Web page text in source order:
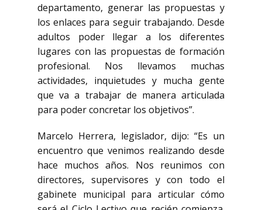
departamento, generar las propuestas y
los enlaces para seguir trabajando. Desde
adultos poder llegar a los diferentes
lugares con las propuestas de formación
profesional. Nos llevamos muchas
actividades, inquietudes y mucha gente
que va a trabajar de manera articulada
para poder concretar los objetivos”.
Marcelo Herrera, legislador, dijo: “Es un
encuentro que venimos realizando desde
hace muchos años. Nos reunimos con
directores, supervisores y con todo el
gabinete municipal para articular cómo